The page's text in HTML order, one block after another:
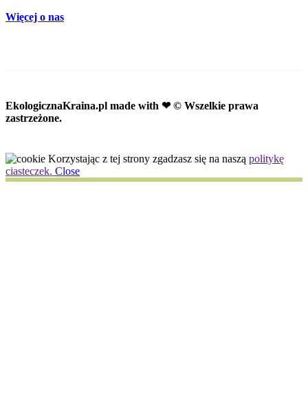
Więcej o nas
EkologicznaKraina.pl made with ❤ © Wszelkie prawa
zastrzeżone.
Korzystając z tej strony zgadzasz się na naszą politykę
ciasteczek. Close